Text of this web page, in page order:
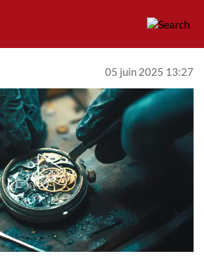
05 juin 2025 13:27